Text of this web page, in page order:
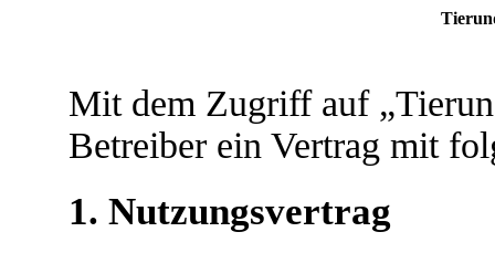
Mit dem Zugriff auf
Betreiber ein Vertrag mit
1. Nutzungsvertrag